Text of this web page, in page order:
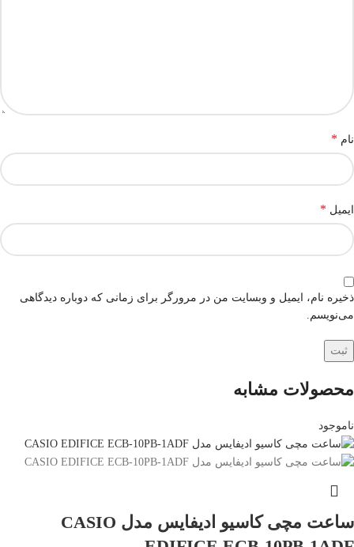
نام *
ایمیل *
ذخیره نام، ایمیل و وبسایت من در مرورگر برای زمانی که دوباره دیدگاهی
می‌نویسم.
محصولات مشابه
ناموجود
ساعت مچی کاسیو ادیفایس مدل CASIO